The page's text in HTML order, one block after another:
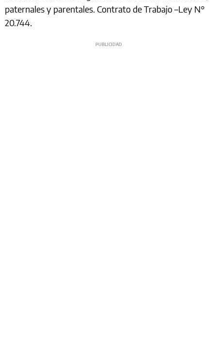
paternales y parentales. Contrato de Trabajo –Ley N°
20.744.